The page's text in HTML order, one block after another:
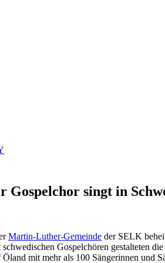
Gospelchor singt in
Martin-Luther-Gemeinde der SELK
Gospelchören gestalteten
mit mehr als 100 Sängerinnen und